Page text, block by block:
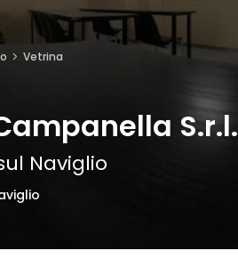
Vetrina
S.r.l.
Naviglio